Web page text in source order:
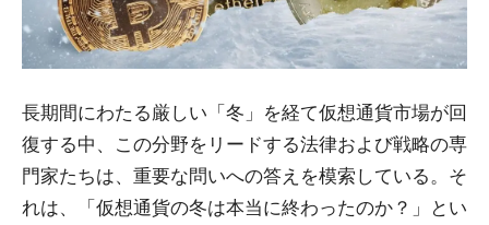
長期間にわたる厳しい「冬」を経て仮想通貨市場が回
復する中、この分野をリードする法律および戦略の専
門家たちは、重要な問いへの答えを模索している。そ
れは、「仮想通貨の冬は本当に終わったのか？」とい